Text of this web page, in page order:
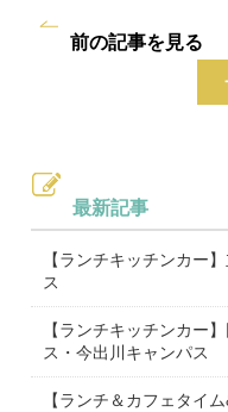
前の記事を見る
最新記事
【ランチキッチンカー
ス
【ランチキッチンカー
ス・今出川キャンパス
【ランチ＆カフェタイ